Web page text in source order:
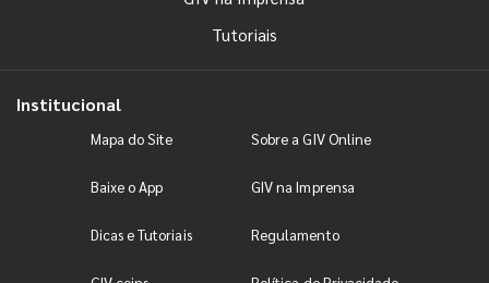
Tutoriais
Institucional
Mapa do Site Sobre a GIV Online
Baixe o App GIV na Imprensa
Dicas e Tutoriais Regulamento